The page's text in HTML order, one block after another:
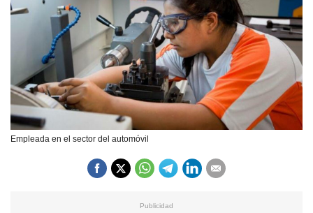
Empleada en el sector del automóvil